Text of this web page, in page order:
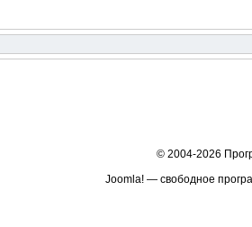
© 2004-2026
Joomla! — свободное